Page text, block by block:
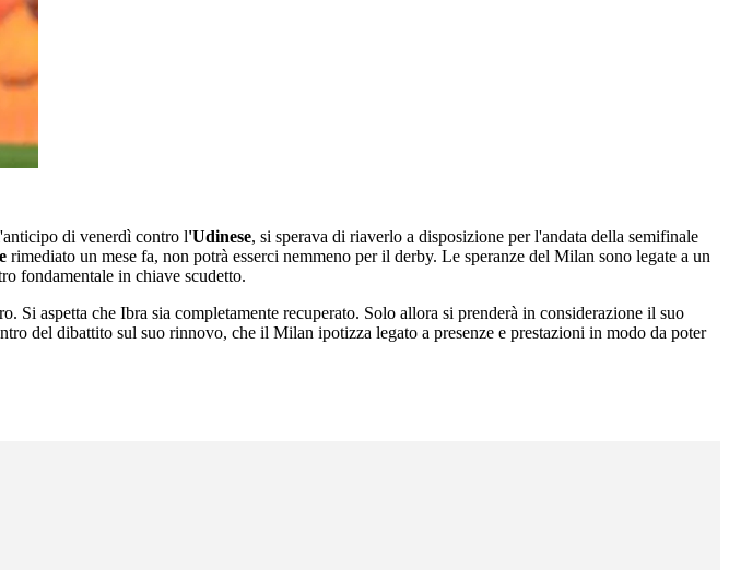
di venerdì contro l'Udinese, si sperava di riaverlo a disposizione per l'andata della semifinale
rimediato un mese fa, non potrà esserci nemmeno per il derby. Le speranze del Milan sono legate a un
fondamentale in chiave scudetto.
aspetta che Ibra sia completamente recuperato. Solo allora si prenderà in considerazione il suo
del dibattito sul suo rinnovo, che il Milan ipotizza legato a presenze e prestazioni in modo da poter